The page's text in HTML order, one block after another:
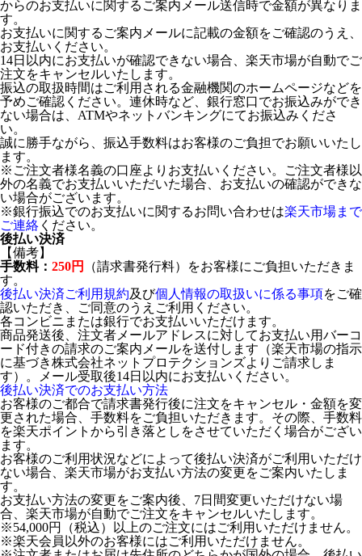
からのお支払いに関するご案内メール送信時で金額が異なりま
す。
お支払いに関するご案内メールに記載の金額をご確認のうえ、
お支払いください。
14日以内にお支払いが確認できない場合、楽天市場が自動でご
注文をキャンセルいたします。
振込の取扱時間はご利用される金融機関のホームページなどを
予めご確認ください。連休時など、銀行窓口でお振込みができ
ない場合は、ATMやネットバンキングにてお振込みくださ
い。
誠に勝手ながら、振込手数料はお客様のご負担でお願いいたし
ます。
※ご注文者様名義の口座よりお支払いください。ご注文者様以
外の名義でお支払いいただいた場合、お支払いの確認ができな
い場合がございます。
※銀行振込でのお支払いに関するお問い合わせは楽天市場まで
ご連絡 ください。
後払い決済
【備考】
手数料： 250円
（請求書発行料）をお客様にご負担いただきま
す。
後払い決済ご利用規約及び個人情報の取扱いに係る事項をご確
認いただき、ご同意のうえご利用ください。
各コンビニまたは銀行でお支払いいただけます。
商品発送後、注文者メールアドレスに対してお支払い用バーコ
ード付きの請求のご案内メールを送付します（楽天市場の指示
に基づき株式会社ネットプロテクションズよりご請求しま
す）。メール受取後14日以内にお支払いください。
後払い決済でのお支払い方法
お客様のご都合で請求書発行後に注文をキャンセル・金額を変
更された場合、手数料をご負担いただきます。その際、手数料
を楽天ポイントから引き落としをさせていただく場合がござい
ます。
お客様のご利用状況などによって後払い決済がご利用いただけ
ない場合、楽天市場がお支払い方法の変更をご案内いたしま
す。
お支払い方法の変更をご案内後、7日間変更いただけない場
合、楽天市場が自動でご注文をキャンセルいたします。
※54,000円（税込）以上のご注文にはご利用いただけません。
※楽天会員以外のお客様にはご利用いただけません。